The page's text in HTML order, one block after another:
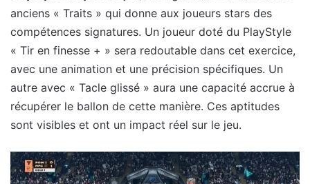
anciens « Traits » qui donne aux joueurs stars des
compétences signatures. Un joueur doté du PlayStyle
« Tir en finesse + » sera redoutable dans cet exercice,
avec une animation et une précision spécifiques. Un
autre avec « Tacle glissé » aura une capacité accrue à
récupérer le ballon de cette manière. Ces aptitudes
sont visibles et ont un impact réel sur le jeu.